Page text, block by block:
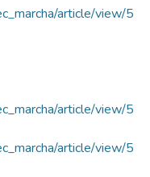
article/view/5
article/view/5
article/view/5